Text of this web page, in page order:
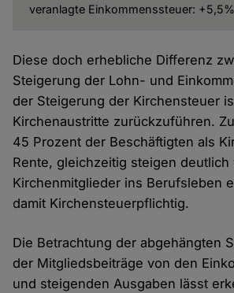
veranlagte Einkommenssteuer: +5,5%
Diese doch erhebliche Differenz
Steigerung der Lohn- und
der Steigerung der Kirchensteuer
Kirchenaustritte zurückzuführen.
45 Prozent der Beschäftigten als
Rente, gleichzeitig steigen
Kirchenmitglieder ins Berufsleben
damit Kirchensteuerpflichtig.
Die Betrachtung der abgehängten
der Mitgliedsbeiträge von den
und steigenden Ausgaben lässt